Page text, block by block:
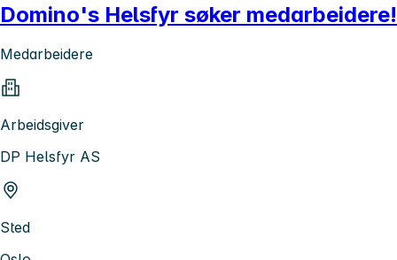
Domino's Helsfyr søker medarbeidere!
Medarbeidere
Arbeidsgiver
DP Helsfyr AS
Sted